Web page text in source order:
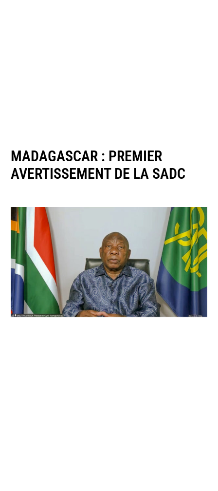
MADAGASCAR : PREMIER
AVERTISSEMENT DE LA SADC